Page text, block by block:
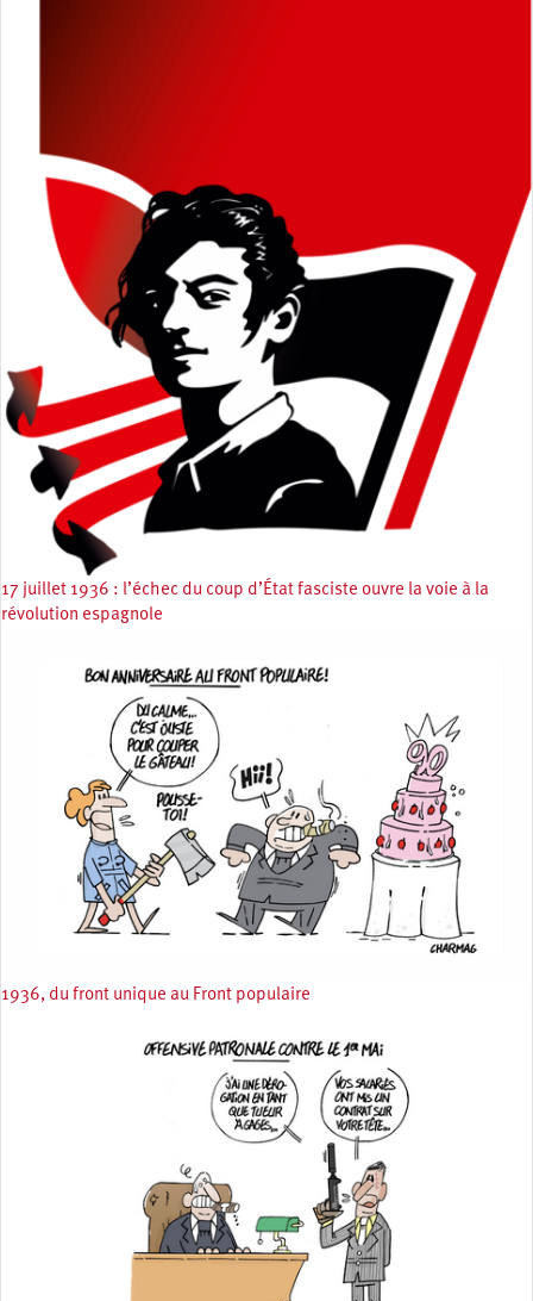
17 juillet 1936 : l’échec du coup d’État fasciste ouvre la voie à la
révolution espagnole
1936, du front unique au Front populaire